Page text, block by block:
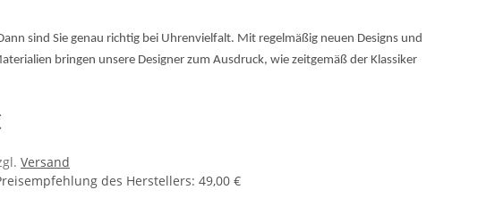
sind Sie genau richtig bei Uhrenvielfalt. Mit regelmäßig neuen Designs und
bringen unsere Designer zum Ausdruck, wie zeitgemäß der Klassiker
Versand
des Herstellers: 49,00 €